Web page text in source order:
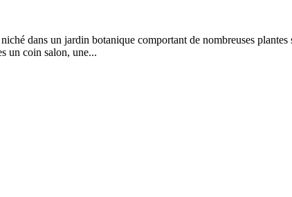
dans un jardin botanique comportant de nombreuses
un coin salon, une...